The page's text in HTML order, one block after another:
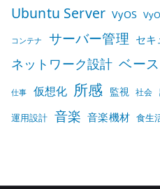
Ubuntu Server VyOS
コンテナ サーバー管理 セキ
ネットワーク設計 ベース
仕事 仮想化 所感 監視 社会
運用設計 音楽 音楽機材 食生